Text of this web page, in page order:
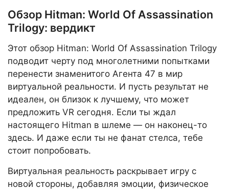
Обзор Hitman: World Of Assassination
Trilogy: вердикт
Этот обзор Hitman: World Of Assassination Trilogy
подводит черту под многолетними попытками
перенести знаменитого Агента 47 в мир
виртуальной реальности. И пусть результат не
идеален, он близок к лучшему, что может
предложить VR сегодня. Если ты ждал
настоящего Hitman в шлеме — он наконец-то
здесь. И даже если ты не фанат стелса, тебе
стоит попробовать.
Виртуальная реальность раскрывает игру с
новой стороны, добавляя эмоции, физическое